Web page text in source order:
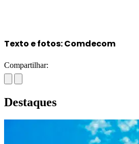
Texto e fotos: Comdecom
Compartilhar:
Destaques